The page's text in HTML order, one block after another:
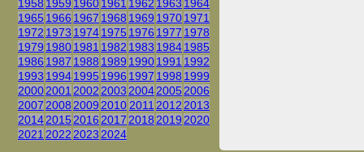
1958 1959 19601961 1962 1963 1964
1965 1966 1967 1968 1969 19701971
1972 1973 19741975 1976 1977 1978
1979 19801981 1982 1983 19841985
1986 1987 1988 1989 19901991 1992
1993 19941995 1996 1997 1998 1999
20002001 2002 2003 20042005 2006
2007 2008 2009 2010 2011 2012 2013
20142015 2016 2017 2018 2019 2020
2021 2022 2023 2024